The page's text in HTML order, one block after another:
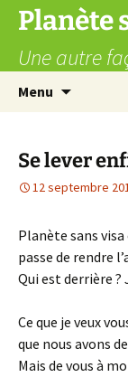
Aller
contenu
Planète
Une autre
Menu
Se lever
12 septembre
Planète sans
passe de rendre
Qui est derrière ?
Ce que je veux
que nous avons
Mais de vous à